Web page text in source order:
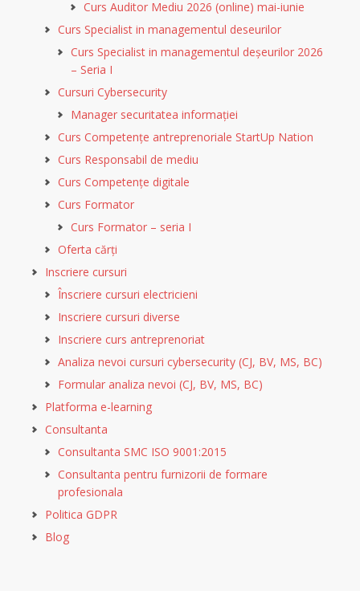
Curs Auditor Mediu 2026 (online) mai-iunie
Curs Specialist in managementul deseurilor
Curs Specialist in managementul deșeurilor 2026
– Seria I
Cursuri Cybersecurity
Manager securitatea informației
Curs Competențe antreprenoriale StartUp Nation
Curs Responsabil de mediu
Curs Competențe digitale
Curs Formator
Curs Formator – seria I
Oferta cărți
Inscriere cursuri
Înscriere cursuri electricieni
Inscriere cursuri diverse
Inscriere curs antreprenoriat
Analiza nevoi cursuri cybersecurity (CJ, BV, MS, BC)
Formular analiza nevoi (CJ, BV, MS, BC)
Platforma e-learning
Consultanta
Consultanta SMC ISO 9001:2015
Consultanta pentru furnizorii de formare
profesionala
Politica GDPR
Blog